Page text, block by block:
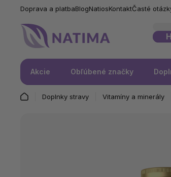
Doprava a platbaBlogNatiosKontaktČasté
Akcie Obľúbené značky
Doplnky stravy Vitamíny a minerály